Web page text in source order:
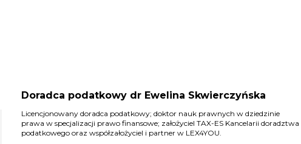
Doradca podatkowy dr Ewelina Skwierczyńska
Licencjonowany doradca podatkowy; doktor nauk prawnych w dziedzinie
prawa w specjalizacji prawo finansowe; założyciel TAX-ES Kancelarii doradztwa
podatkowego oraz współzałożyciel i partner w LEX4YOU.